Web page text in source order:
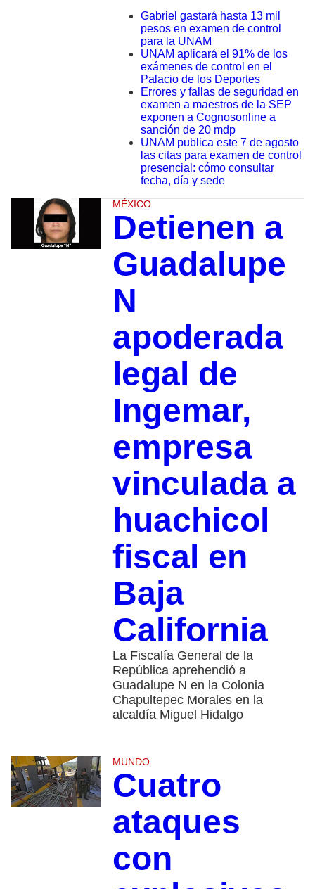
Gabriel gastará hasta 13 mil
pesos en examen de control
para la UNAM
UNAM aplicará el 91% de los
exámenes de control en el
Palacio de los Deportes
Errores y fallas de seguridad en
examen a maestros de la SEP
exponen a Cognosonline a
sanción de 20 mdp
UNAM publica este 7 de agosto
las citas para examen de control
presencial: cómo consultar
fecha, día y sede
MÉXICO
Detienen a
Guadalupe
N
apoderada
legal de
Ingemar,
empresa
vinculada a
huachicol
fiscal en
Baja
California
La Fiscalía General de la
República aprehendió a
Guadalupe N en la Colonia
Chapultepec Morales en la
alcaldía Miguel Hidalgo
MUNDO
Cuatro
ataques
con